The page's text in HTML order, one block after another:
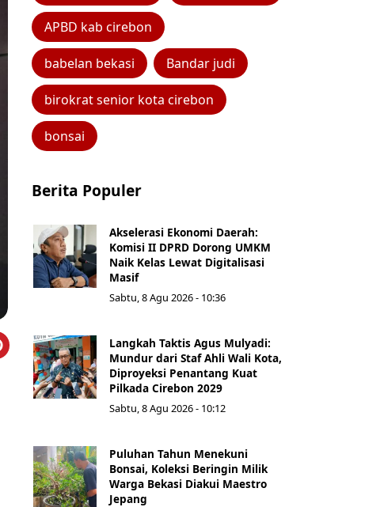
APBD kab cirebon
babelan bekasi Bandar judi
birokrat senior kota cirebon
bonsai
Berita Populer
Akselerasi Ekonomi Daerah:
Komisi II DPRD Dorong UMKM
Naik Kelas Lewat Digitalisasi
Masif
Sabtu, 8 Agu 2026 - 10:36
Langkah Taktis Agus Mulyadi:
Mundur dari Staf Ahli Wali Kota,
Diproyeksi Penantang Kuat
Pilkada Cirebon 2029
Sabtu, 8 Agu 2026 - 10:12
Puluhan Tahun Menekuni
Bonsai, Koleksi Beringin Milik
Warga Bekasi Diakui Maestro
Jepang